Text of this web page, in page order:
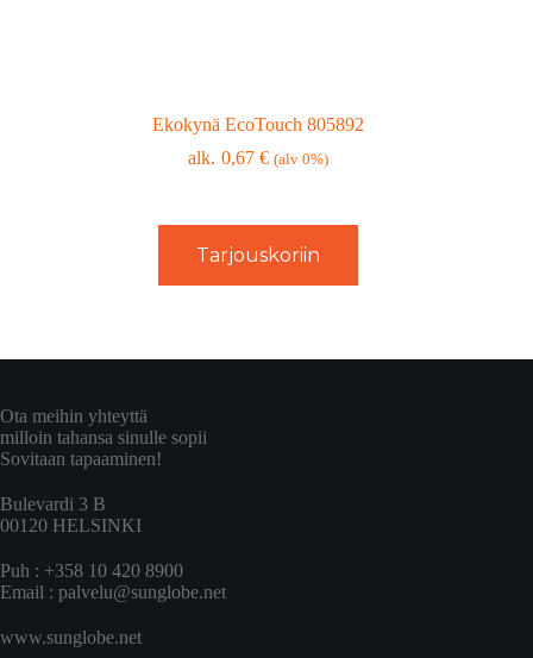
Ekokynä EcoTouch 805892
0,67€ (alv 0%)
Tarjouskoriin
Ota meihin yhteyttä
milloin tahansa sinulle sopii
Sovitaan tapaaminen!
Bulevardi 3 B
00120 HELSINKI
Puh : +358 10 420 8900
Email : palvelu@sunglobe.net
www.sunglobe.net